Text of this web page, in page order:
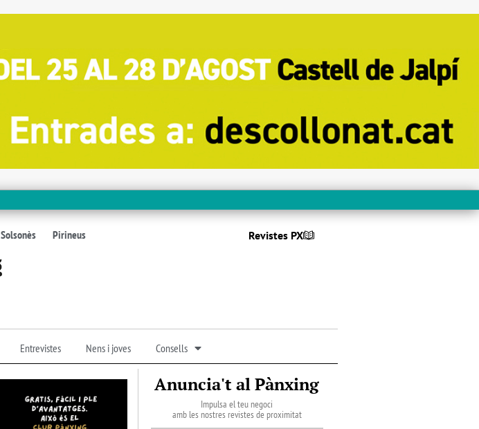
Solsonès Pirineus Revistes PX
Entrevistes Nens i joves Consells
Anuncia't al Pànxing
Impulsa el teu negoci
amb les nostres revistes de proximitat